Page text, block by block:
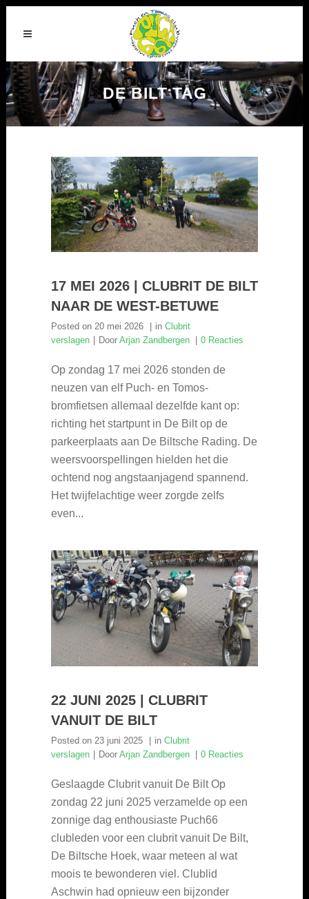
DE BILT TAG
17 MEI 2026 | CLUBRIT DE BILT
NAAR DE WEST-BETUWE
Posted on 20 mei 2026 in Clubrit
verslagen
Door Arjan Zandbergen 0 Reacties
Op zondag 17 mei 2026 stonden de
neuzen van elf Puch- en Tomos-
bromfietsen allemaal dezelfde kant op:
richting het startpunt in De Bilt op de
parkeerplaats aan De Biltsche Rading. De
weersvoorspellingen hielden het die
ochtend nog angstaanjagend spannend.
Het twijfelachtige weer zorgde zelfs
even...
22 JUNI 2025 | CLUBRIT
VANUIT DE BILT
Posted on 23 juni 2025 in Clubrit
verslagen
Door Arjan Zandbergen 0 Reacties
Geslaagde Clubrit vanuit De Bilt Op
zondag 22 juni 2025 verzamelde op een
zonnige dag enthousiaste Puch66
clubleden voor een clubrit vanuit De Bilt,
De Biltsche Hoek, waar meteen al wat
moois te bewonderen viel. Clublid
Aschwin had opnieuw een bijzonder